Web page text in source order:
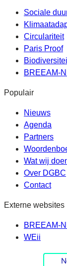
Sociale
Circulariteit
Paris Proof
BREEAM-
Populair
Nieuws
Agenda
Partners
Wat wij
Over DGBC
Contact
Externe websites
BREEAM-
WEii